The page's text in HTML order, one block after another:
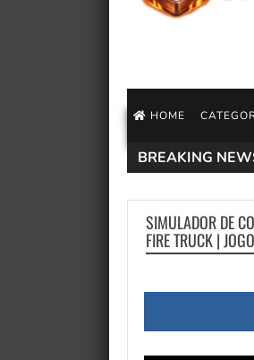
HOME
BREAKING
SIMULADOR DE
FIRE TRUCK |